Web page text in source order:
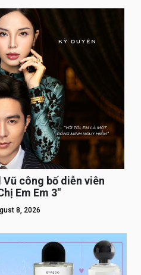
Vũ công bố diễn viên
Em Em 3″
8, 2026